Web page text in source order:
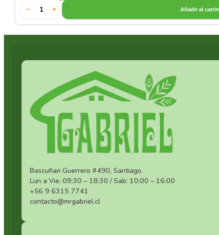
Cerámica Especial Verde
Cerámica Gris
Cerámica Negra
Cerámica Verde
Otras Cerámicas
Set de Cerámica Negra
Sets de Vajillas
− + Añadir al
Bascuñan Guerrero #490, Santiago.
Lun a Vie: 09:30 – 18:30 / Sab: 10:00 – 16:00
+56 9 6315 7741
contacto@mrgabriel.cl